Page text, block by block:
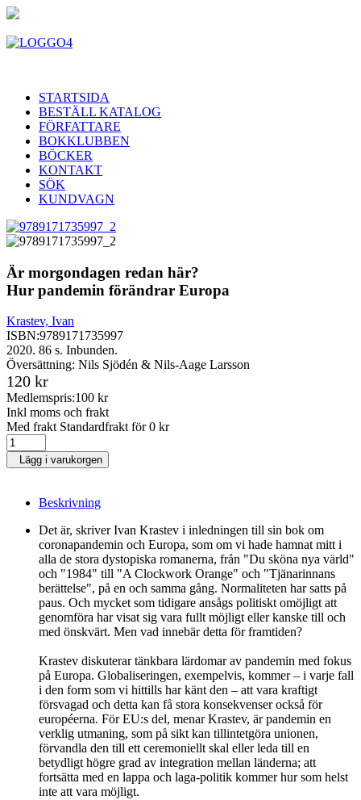
STARTSIDA
BESTÄLL KATALOG
FÖRFATTARE
BOKKLUBBEN
BÖCKER
KONTAKT
SÖK
KUNDVAGN
Är morgondagen redan här?
Hur pandemin förändrar Europa
Krastev, Ivan
ISBN:9789171735997
2020. 86 s. Inbunden.
Översättning: Nils Sjödén & Nils-Aage Larsson
120 kr
Medlemspris:100 kr
Inkl moms och frakt
Med frakt Standardfrakt för 0 kr
Lägg i varukorgen
Beskrivning
Det är, skriver Ivan Krastev i inledningen till sin bok om
coronapandemin och Europa, som om vi hade hamnat mitt i
alla de stora dystopiska romanerna, från "Du sköna nya värld"
och "1984" till "A Clockwork Orange" och "Tjänarinnans
berättelse", på en och samma gång. Normaliteten har satts på
paus. Och mycket som tidigare ansågs politiskt omöjligt att
genomföra har visat sig vara fullt möjligt eller kanske till och
med önskvärt. Men vad innebär detta för framtiden?
Krastev diskuterar tänkbara lärdomar av pandemin med fokus
på Europa. Globaliseringen, exempelvis, kommer – i varje fall
i den form som vi hittills har känt den – att vara kraftigt
försvagad och detta kan få stora konsekvenser också för
européerna. För EU:s del, menar Krastev, är pandemin en
verklig utmaning, som på sikt kan tillintetgöra unionen,
förvandla den till ett ceremoniellt skal eller leda till en
betydligt högre grad av integration mellan länderna; att
fortsätta med en lappa och laga-politik kommer hur som helst
inte att vara möjligt.